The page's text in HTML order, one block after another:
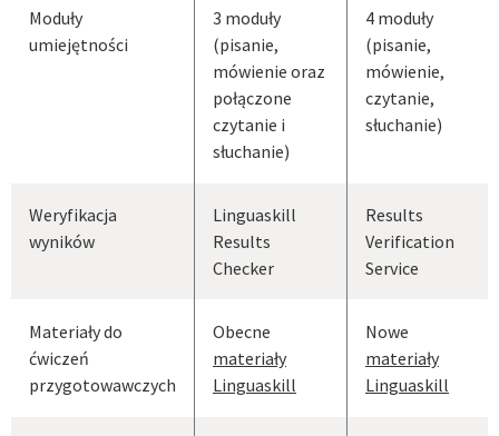
Moduły
umiejętności
3 moduły
(pisanie,
mówienie oraz
połączone
czytanie i
słuchanie)
4 moduły
(pisanie,
mówienie,
czytanie,
słuchanie)
Weryfikacja
wyników
Linguaskill
Results
Checker
Results
Verification
Service
Materiały do
ćwiczeń
przygotowawczych
Obecne
materiały
Linguaskill
Nowe
materiały
Linguaskill